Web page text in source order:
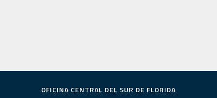
OFICINA CENTRAL DEL SUR DE FLORIDA